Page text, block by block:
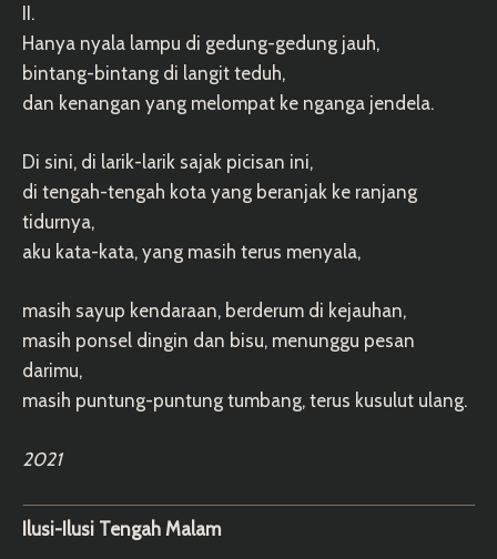
II.
Hanya nyala lampu di gedung-gedung jauh,
bintang-bintang di langit teduh,
dan kenangan yang melompat ke nganga jendela.
Di sini, di larik-larik sajak picisan ini,
di tengah-tengah kota yang beranjak ke ranjang
tidurnya,
aku kata-kata, yang masih terus menyala,
masih sayup kendaraan, berderum di kejauhan,
masih ponsel dingin dan bisu, menunggu pesan
darimu,
masih puntung-puntung tumbang, terus kusulut ulang.
2021
Ilusi-Ilusi Tengah Malam